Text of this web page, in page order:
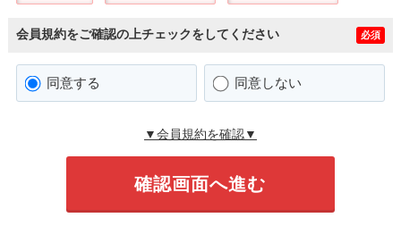
会員規約をご確認の上チェックをしてください 必須
同意する 同意しない
▼会員規約を確認▼